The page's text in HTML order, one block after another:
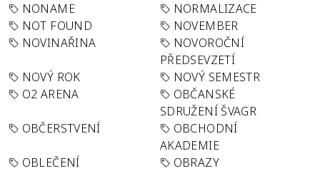
NONAME
NORMALIZACE
NOT FOUND
NOVEMBER
NOVINAŘINA
NOVOROČNÍ
PŘEDSEVZETÍ
NOVÝ ROK
NOVÝ SEMESTR
O2 ARENA
OBČANSKÉ
SDRUŽENÍ ŠVAGR
OBČERSTVENÍ
OBCHODNÍ
AKADEMIE
OBLEČENÍ
OBRAZY